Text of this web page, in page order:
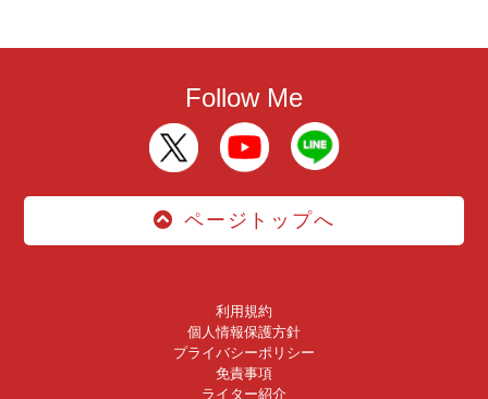
Follow Me
ページトップへ
利用規約
個人情報保護方針
プライバシーポリシー
免責事項
ライター紹介